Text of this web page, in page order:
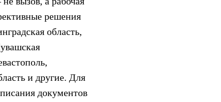
решения
область,
и другие. Для
документов